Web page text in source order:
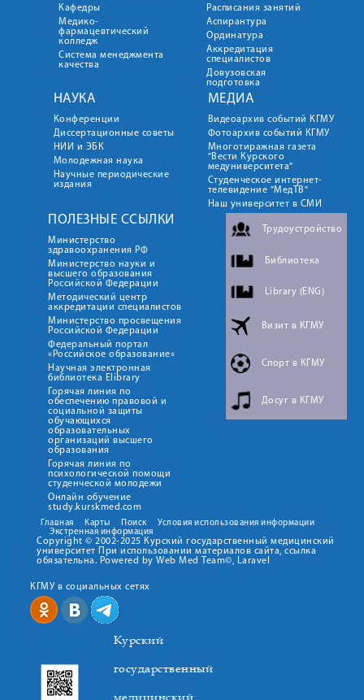
Кафедры
Медико-
фармацевтический
колледж
Система менеджмента
качества
Расписания занятий
Аспирантура
Ординатура
Аккредитация
специалистов
Довузовская
подготовка
НАУКА
Конференции
Диссертационные советы
НИИ и ЭБК
Молодежная наука
Научные периодические
издания
МЕДИА
Видеоархив событий КГМУ
Фотоархив событий КГМУ
Многотиражная газета
"Вести Курского
медуниверситета"
Студенческое интернет-
телевидение "МедТВ"
Наш университет в СМИ
ПОЛЕЗНЫЕ ССЫЛКИ
Министерство
здравоохранения РФ
Министерство науки и
высшего образования
Российской Федерации
Методический центр
аккредитации специалистов
Министерство просвещения
Российской Федерации
Федеральный портал
«Российское образование»
Научная электронная
библиотека Elibrary
Горячая линия по
обеспечению правовой и
социальной защиты
обучающихся
образовательных
организаций высшего
образования
Горячая линия по
психологической помощи
студенческой молодежи
Онлайн обучение
study.kurskmed.com
Трудоустройство
Библиотека
Library (ENG)
Визит в КГМУ
Спорт в КГМУ
Досуг в КГМУ
Главная Карты Поиск
Условия использования информации
Экстренная информация
Copyright © 2002-2025 Курский государственный медицинский
университет При использовании материалов сайта, ссылка
обязательна. Powered by Web Med Team©, Laravel
КГМУ в социальных сетях
Курский
государственный
медицинский